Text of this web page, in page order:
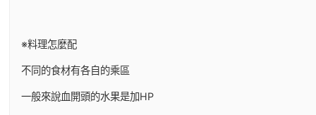
※料理怎麼配
不同的食材有各自的乘區
一般來說血開頭的水果是加HP